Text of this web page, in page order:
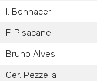
I. Bennacer
F. Pisacane
Bruno Alves
Ger. Pezzella